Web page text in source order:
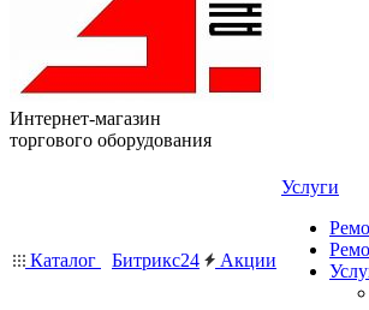
Интернет-магазин
торгового оборудования
Каталог Битрикс24 Акции
Услуги